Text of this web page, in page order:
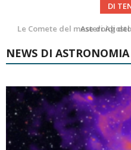
DI
Asteroidi del
NEWS DI